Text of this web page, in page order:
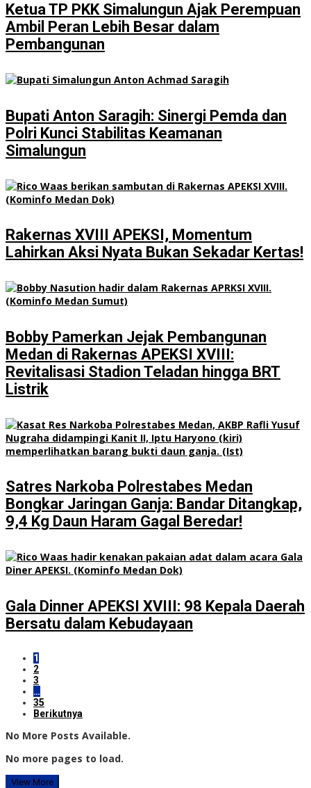
Ketua TP PKK Simalungun Ajak Perempuan
Ambil Peran Lebih Besar dalam
Pembangunan
Bupati Anton Saragih: Sinergi Pemda dan
Polri Kunci Stabilitas Keamanan
Simalungun
Rakernas XVIII APEKSI, Momentum
Lahirkan Aksi Nyata Bukan Sekadar Kertas!
Bobby Pamerkan Jejak Pembangunan
Medan di Rakernas APEKSI XVIII:
Revitalisasi Stadion Teladan hingga BRT
Listrik
Satres Narkoba Polrestabes Medan
Bongkar Jaringan Ganja: Bandar Ditangkap,
9,4 Kg Daun Haram Gagal Beredar!
Gala Dinner APEKSI XVIII: 98 Kepala Daerah
Bersatu dalam Kebudayaan
1
2
3
…
35
Berikutnya
No More Posts Available.
No more pages to load.
View More